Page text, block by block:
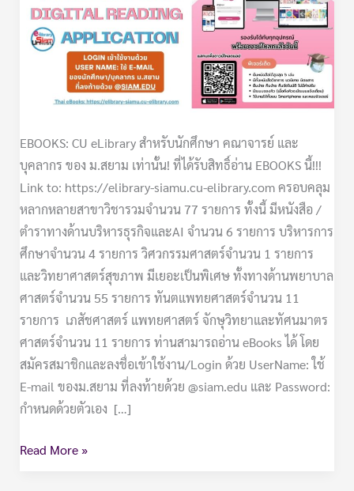
EBOOKS: CU eLibrary สำหรับนักศึกษา คณาจารย์ และ
บุคลากร ของ ม.สยาม เท่านั้น! ที่ได้รับสิทธิ์อ่าน EBOOKS นี้!!!
Link to: https://elibrary-siamu.cu-elibrary.com ครอบคลุม
หลากหลายสาขาวิชารวมจำนวน 77 รายการ ทั้งนี้ มีหนังสือ /
ตำราทางด้านบริหารธุรกิจและAI จำนวน 6 รายการ บริหารการ
ศึกษาจำนวน 4 รายการ วิศวกรรมศาสตร์จำนวน 1 รายการ
และวิทยาศาสตร์สุขภาพ มีเยอะเป็นพิเศษ ทั้งทางด้านพยาบาล
ศาสตร์จำนวน 55 รายการ ทันตแพทยศาสตร์จำนวน 11
รายการ เภสัชศาสตร์ แพทยศาสตร์ จักษุวิทยาและทัศนมาตร
ศาสตร์จำนวน 11 รายการ ท่านสามารถอ่าน eBooks ได้ โดย
สมัครสมาชิกและลงชื่อเข้าใช้งาน/Login ด้วย UserName: ใช้
E-mail ของม.สยาม ที่ลงท้ายด้วย @siam.edu และ Password:
กำหนดด้วยตัวเอง […]
Read More »